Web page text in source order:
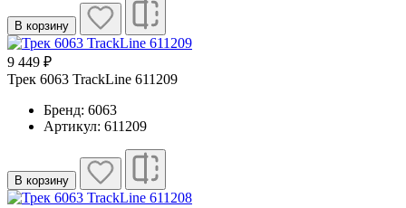
В корзину
9 449 ₽
Трек 6063 TrackLine 611209
Бренд: 6063
Артикул: 611209
В корзину